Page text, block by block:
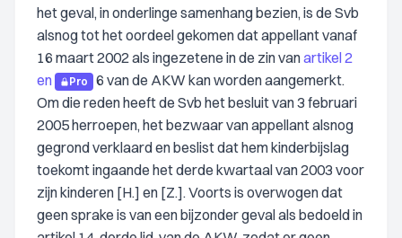
het geval, in onderlinge samenhang bezien, is de Svb
alsnog tot het oordeel gekomen dat appellant vanaf
16 maart 2002 als ingezetene in de zin vanartikel 2
en
Pro
6 van de AKW kan worden aangemerkt.
Om die reden heeft de Svb het besluit van 3 februari
2005 herroepen, het bezwaar van appellant alsnog
gegrond verklaard en beslist dat hem kinderbijslag
toekomt ingaande het derde kwartaal van 2003 voor
zijn kinderen [H.] en [Z.]. Voorts is overwogen dat
geen sprake is van een bijzonder geval als bedoeld in